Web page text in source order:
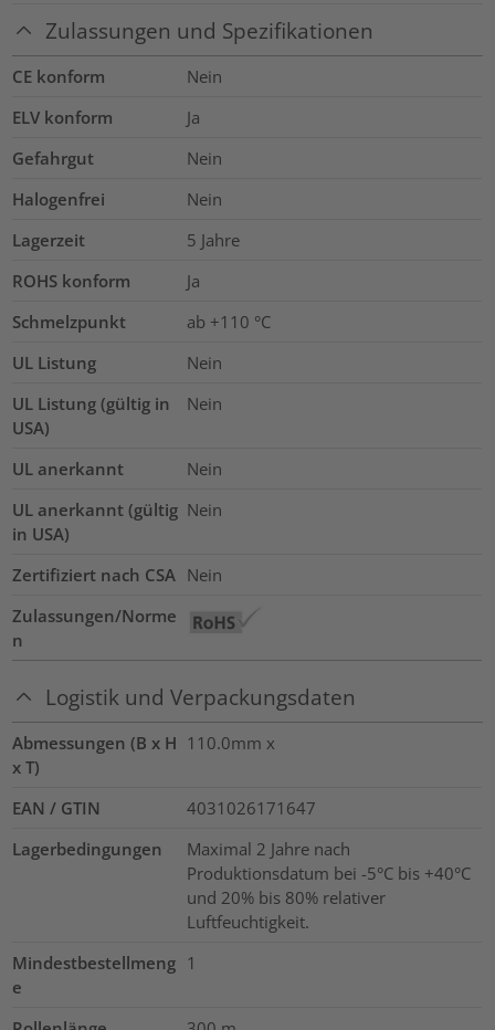
Zulassungen und Spezifikationen
CE konform
Nein
ELV konform
Ja
Gefahrgut
Nein
Halogenfrei
Nein
Lagerzeit
5 Jahre
ROHS konform
Ja
Schmelzpunkt
ab +110 °C
UL Listung
Nein
UL Listung (gültig in
USA)
Nein
UL anerkannt
Nein
UL anerkannt (gültig
in USA)
Nein
Zertifiziert nach CSA Nein
Zulassungen/Norme
n
Logistik und Verpackungsdaten
Abmessungen (B x H
x T)
110.0mm x
EAN / GTIN
4031026171647
Lagerbedingungen
Maximal 2 Jahre nach
Produktionsdatum bei -5°C bis +40°C
und 20% bis 80% relativer
Luftfeuchtigkeit.
Mindestbestellmeng
e
1